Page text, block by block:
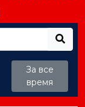
За все
время